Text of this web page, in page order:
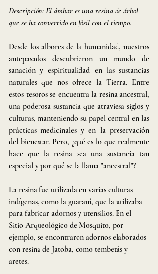
Descripción: El ámbar es una resina de árbol
que se ha convertido en fósil con el tiempo.
Desde los albores de la humanidad, nuestros
antepasados ​​descubrieron un mundo de
sanación y espiritualidad en las sustancias
naturales que nos ofrece la Tierra. Entre
estos tesoros se encuentra la resina ancestral,
una poderosa sustancia que atraviesa siglos y
culturas, manteniendo su papel central en las
prácticas medicinales y en la preservación
del bienestar. Pero, ¿qué es lo que realmente
hace que la resina sea una sustancia tan
especial y por qué se la llama "ancestral"?
La resina fue utilizada en varias culturas
indígenas, como la guaraní, que la utilizaba
para fabricar adornos y utensilios. En el
Sitio Arqueológico de Mosquito, por
ejemplo, se encontraron adornos elaborados
con resina de Jatoba, como tembetás y
aretes.